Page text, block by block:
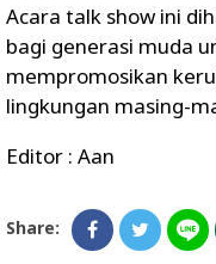
Acara talk show ini
bagi generasi muda
mempromosikan
lingkungan masing-
Editor : Aan
Share: